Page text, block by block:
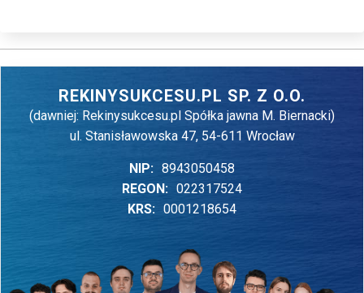
REKINYSUKCESU.PL SP. Z O.O.
(dawniej: Rekinysukcesu.pl Spółka jawna M. Biernacki)
ul. Stanisławowska 47, 54-611 Wrocław
NIP: 8943050458
REGON: 022317524
KRS: 0001218654